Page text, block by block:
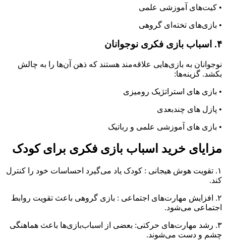
• کیت‌های آموزشی علمی
• بازی‌های تخته‌ای گروهی
۴. اسباب بازی فکری نوجوانان
نوجوانان به بازی‌هایی علاقه‌مند هستند که ذهن آن‌ها را به چالش
بکشد. گزینه‌ها:
• بازی‌ های استراتژیک رومیزی
• پازل ‌های چندبعدی
• بازی ‌های آموزشی علمی و رباتیک
مزایای خرید اسباب بازی فکری برای کودک
۱. تقویت هوش هیجانی : کودک یاد می‌گیرد احساسات خود را کنترل
کند.
۲. افزایش مهارت‌های اجتماعی : بازی گروهی باعث تقویت روابط
اجتماعی می‌شود.
۳. رشد مهارت‌های حرکتی: بعضی از اسباب‌بازی‌ها باعث هماهنگی
چشم و دست می‌شوند.